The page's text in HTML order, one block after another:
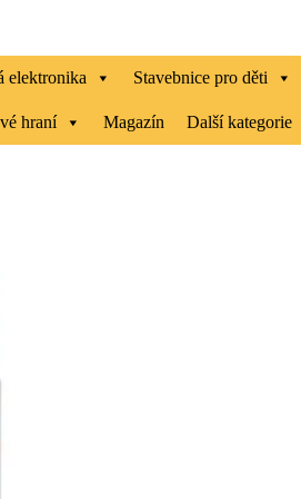
elektronika Stavebnice pro děti
hraní Magazín Další kategorie